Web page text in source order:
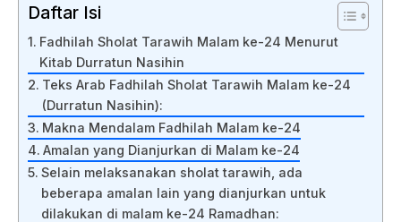
Daftar Isi
Fadhilah Sholat Tarawih Malam ke-24 Menurut
Kitab Durratun Nasihin
Teks Arab Fadhilah Sholat Tarawih Malam ke-24
(Durratun Nasihin):
Makna Mendalam Fadhilah Malam ke-24
Amalan yang Dianjurkan di Malam ke-24
Selain melaksanakan sholat tarawih, ada
beberapa amalan lain yang dianjurkan untuk
dilakukan di malam ke-24 Ramadhan: